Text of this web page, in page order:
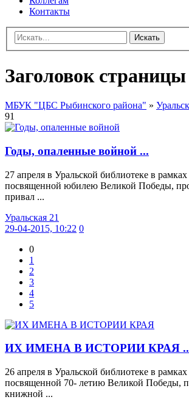
Контакты
Искать
Заголовок страницы
МБУК "ЦБС Рыбинского района" »
91
Годы, опаленные войной ...
27 апреля в Уральской библиотеке в
посвященной юбилею Великой Победы,
привал ...
Уральская 21
29-04-2015, 10:22 0
0
1
2
3
4
5
ИХ ИМЕНА В ИСТОРИИ КРАЯ
26 апреля в Уральской библиотеке в
посвященной 70- летию Великой Победы,
книжной ...